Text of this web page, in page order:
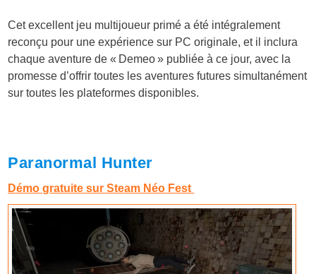
Cet excellent jeu multijoueur primé a été intégralement
reconçu pour une expérience sur PC originale, et il inclura
chaque aventure de « Demeo » publiée à ce jour, avec la
promesse d’offrir toutes les aventures futures simultanément
sur toutes les plateformes disponibles.
Paranormal Hunter
Démo gratuite sur Steam Néo Fest